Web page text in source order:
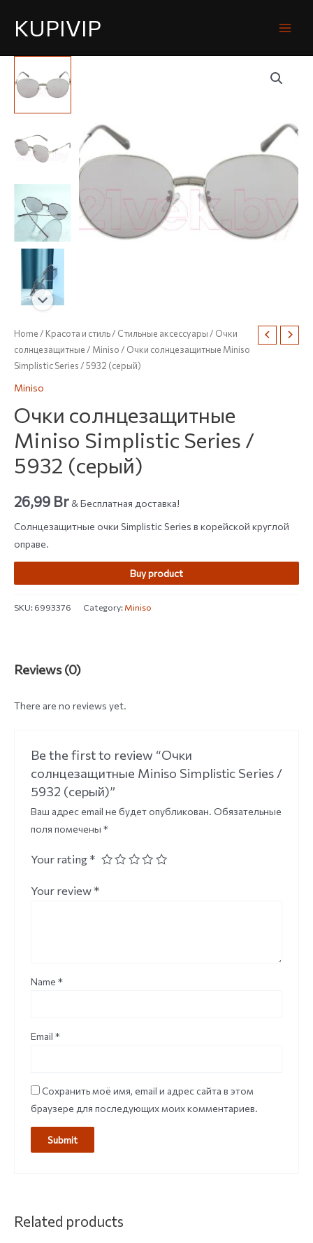
KUPIVIP
Home/ Красота и стиль/ Стильные аксессуары/ Очки
солнцезащитные/ Miniso/ Очки солнцезащитные Miniso
Simplistic Series / 5932 (серый)
Miniso
Очки солнцезащитные
Miniso Simplistic Series /
5932 (серый)
26,99 Br& Бесплатная доставка!
Солнцезащитные очки Simplistic Series в корейской круглой
оправе.
Buy product
SKU:6993376 Category:Miniso
Reviews (0)
There are no reviews yet.
Be the first to review “Очки
солнцезащитные Miniso Simplistic Series /
5932 (серый)”
Ваш адрес email не будет опубликован. Обязательные
поля помечены *
Your rating *
Your review *
Name *
Email *
Сохранить моё имя, email и адрес сайта в этом
браузере для последующих моих комментариев.
Related products